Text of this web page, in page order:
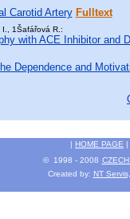
Carotid Artery Fulltext
I., 1Šafářová R.:
with ACE Inhibitor
Dependence and
| HOME PAGE |
© 1998 - 2008
Created by: NT